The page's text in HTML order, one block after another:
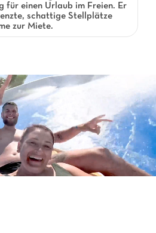
für einen Urlaub im Freien. Er
schattige Stellplätze
zur Miete.